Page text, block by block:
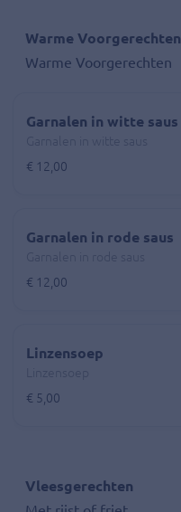
Warme Voorgerechten
Warme Voorgerechten
Garnalen in witte saus
€ 12,00
Garnalen in rode saus
€ 12,00
Linzensoep
€ 5,00
Vleesgerechten